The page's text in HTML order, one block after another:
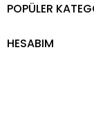
POPÜLER
HESABIM